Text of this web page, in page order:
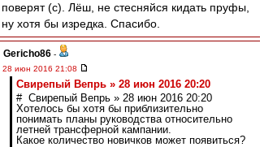
поверят (с). Лёш, не стесняйся кидать пруфы,
ну хотя бы изредка. Спасибо.
Gericho86 -
28 июн 2016 21:08
Свирепый Вепрь » 28 июн 2016 20:20
# Свирепый Вепрь » 28 июн 2016 20:20
Хотелось бы хотя бы приблизительно
понимать планы руководства относительно
летней трансферной кампании.
Какое количество новичков может появиться?